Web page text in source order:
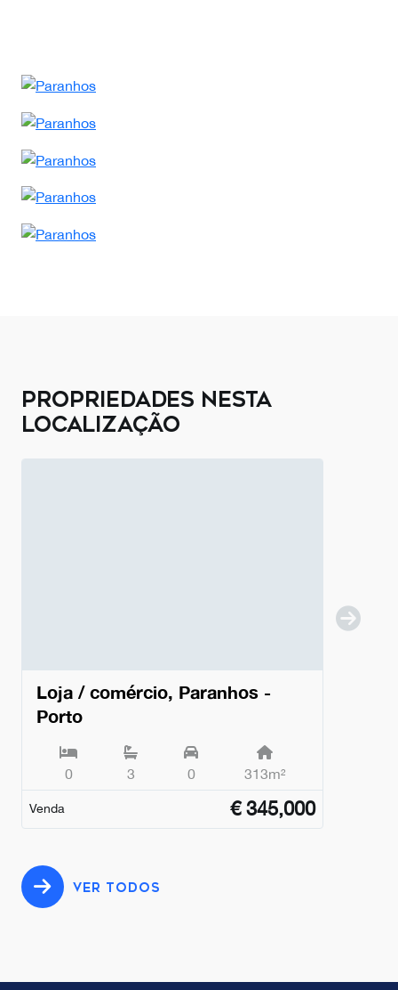
PROPRIEDADES NESTA
LOCALIZAÇÃO
Loja / comércio, Paranhos -
Porto
0 3 0 313m²
Venda €345,000
VER TODOS